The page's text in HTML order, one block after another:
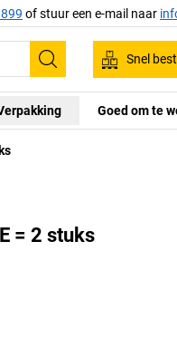
of stuur een e-mail naar
Zoeken
Snel
Goed om te
= 2 stuks